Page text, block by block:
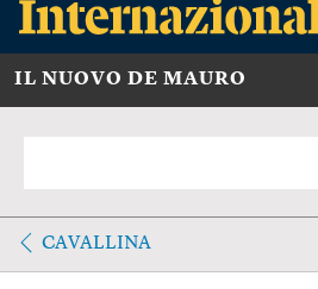
IL NUOVO DE MAURO
CAVALLINA